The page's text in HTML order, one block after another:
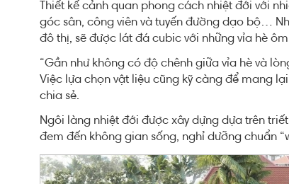
Thiết kế cảnh quan phong cách nhiệt đới với
góc sân, công viên và tuyến đường dạo bộ…
đô thị, sẽ được lát đá cubic với những vỉa hè
“Gần như không có độ chênh giữa vỉa hè và
Việc lựa chọn vật liệu cũng kỹ càng để mang
chia sẻ.
Ngôi làng nhiệt đới được xây dựng dựa trên
đem đến không gian sống, nghỉ dưỡng chuẩn